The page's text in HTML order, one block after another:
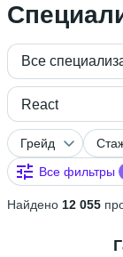
Все
React
Грейд
Все фильтры
Найдено 12 055